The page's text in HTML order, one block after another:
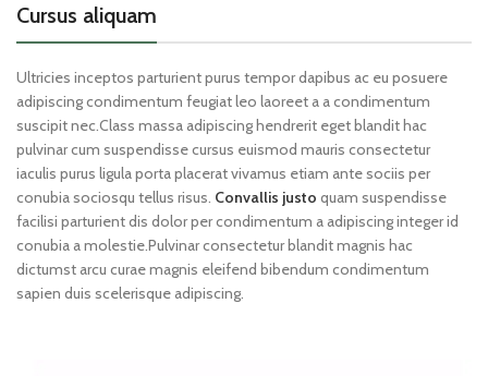
Cursus aliquam
Ultricies inceptos parturient purus tempor dapibus ac eu posuere
adipiscing condimentum feugiat leo laoreet a a condimentum
suscipit nec.Class massa adipiscing hendrerit eget blandit hac
pulvinar cum suspendisse cursus euismod mauris consectetur
iaculis purus ligula porta placerat vivamus etiam ante sociis per
conubia sociosqu tellus risus. Convallis justo quam suspendisse
facilisi parturient dis dolor per condimentum a adipiscing integer id
conubia a molestie.Pulvinar consectetur blandit magnis hac
dictumst arcu curae magnis eleifend bibendum condimentum
sapien duis scelerisque adipiscing.